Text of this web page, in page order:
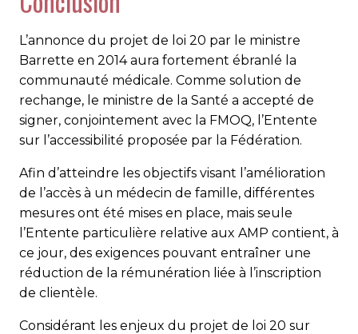
L’annonce du projet de loi 20 par le ministre
Barrette en 2014 aura fortement ébranlé la
communauté médicale. Comme solution de
rechange, le ministre de la Santé a accepté de
signer, conjointement avec la FMOQ, l’Entente
sur l’accessibilité proposée par la Fédération.
Afin d’atteindre les objectifs visant l’amélioration
de l’accès à un médecin de famille, différentes
mesures ont été mises en place, mais seule
l’Entente particulière relative aux AMP contient, à
ce jour, des exigences pouvant entraîner une
réduction de la rémunération liée à l’inscription
de clientèle.
Considérant les enjeux du projet de loi 20 sur